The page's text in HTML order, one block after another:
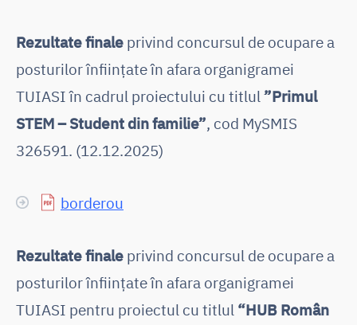
Rezultate finale privind concursul de ocupare a
posturilor înființate în afara organigramei
TUIASI în cadrul proiectului cu titlul ”Primul
STEM – Student din familie”, cod MySMIS
326591. (12.12.2025)
borderou
Rezultate finale privind concursul de ocupare a
posturilor înființate în afara organigramei
TUIASI pentru proiectul cu titlul “HUB Român